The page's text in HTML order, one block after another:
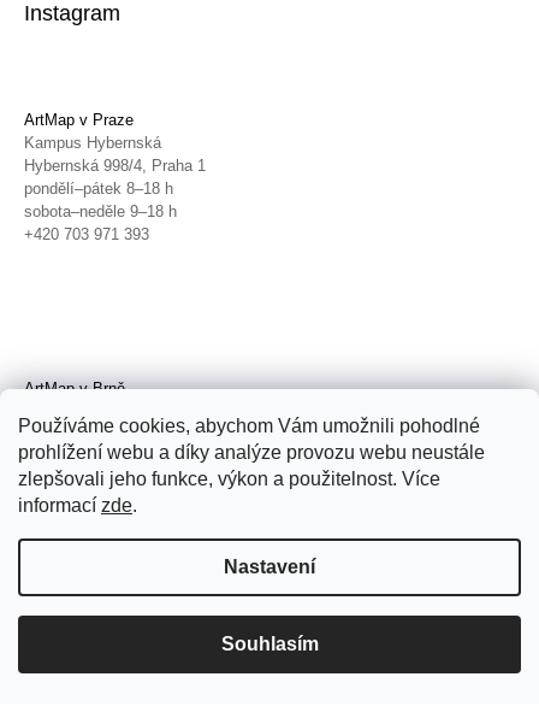
Používáme cookies, abychom Vám umožnili pohodlné
prohlížení webu a díky analýze provozu webu neustále
zlepšovali jeho funkce, výkon a použitelnost. Více
informací zde.
Nastavení
Souhlasím
Instagram
ArtMap v Praze
Kampus Hybernská
Hybernská 998/4, Praha 1
pondělí–pátek 8–18 h
sobota–neděle 9–18 h
+420 703 971 393
ArtMap v Brně
Radnická 4, Brno
úterý–pátek 11–19 h
sobota 14–19 h
+420 702 152 298